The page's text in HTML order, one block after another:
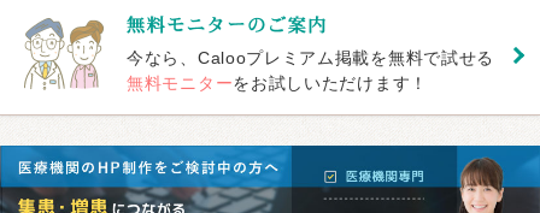
今なら、Calooプレミアム掲載を無料で試せる
無料モニターをお試しいただけます！